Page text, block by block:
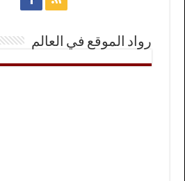
رواد الموقع في العالم